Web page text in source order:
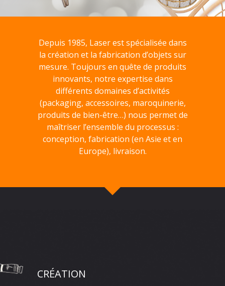
Depuis 1985, Laser est spécialisée dans
la création et la fabrication d’objets sur
mesure. Toujours en quête de produits
innovants, notre expertise dans
différents domaines d’activités
(packaging, accessoires, maroquinerie,
produits de bien-être…) nous permet de
maîtriser l’ensemble du processus :
conception, fabrication (en Asie et en
Europe), livraison.
CRÉATION